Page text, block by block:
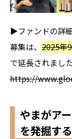
▶ファンドの詳
募集は、 2025年
で延長されまし
https://
やまがア
を発掘す